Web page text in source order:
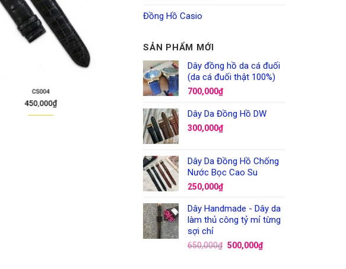
Đồng Hồ Casio
SẢN PHẨM MỚI
Dây đồng hồ da cá đuối
(da cá đuối thật 100%)
700,000₫
Dây Da Đồng Hồ DW
300,000₫
Dây Da Đồng Hồ Chống
Nước Bọc Cao Su
250,000₫
Dây Handmade - Dây da
làm thủ công tỷ mỉ từng
sợi chỉ
650,000₫ 500,000₫